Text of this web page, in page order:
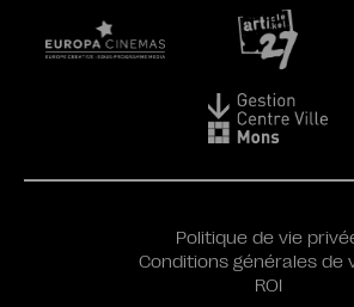
Politique de vie
Conditions générales de
ROI